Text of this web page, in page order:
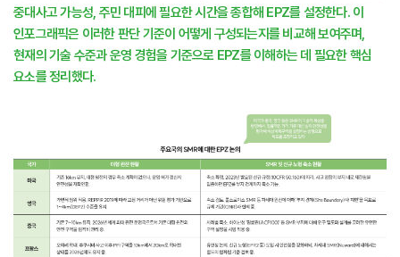
중대사고 가능성, 주민 대피에 필요한 시간을 종합해 EPZ를 설정한다. 이
인포그래픽은 이러한 판단 기준이 어떻게 구성되는지를 비교해 보여주며,
현재의 기술 수준과 운영 경험을 기준으로 EPZ를 이해하는 데 필요한 핵심
요소를 정리했다.